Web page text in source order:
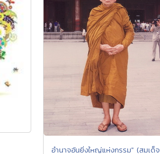
อำนาจอันยิ่งใหญ่แห่งกรรม" (สมเด็จ